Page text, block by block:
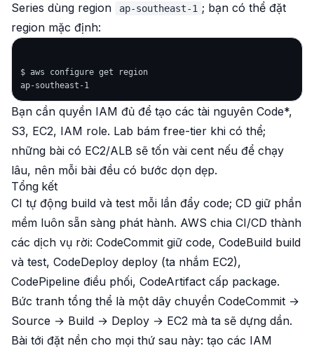
Series dùng region
ap-southeast-1 ; bạn có thể đặt
region mặc định:
$ aws configure get region
Bạn cần quyền IAM đủ để tạo các tài nguyên Code*,
S3, EC2, IAM role. Lab bám free-tier khi có thể;
những bài có EC2/ALB sẽ tốn vài cent nếu để chạy
lâu, nên mỗi bài đều có bước dọn dẹp.
Tổng kết
CI tự động build và test mỗi lần đẩy code; CD giữ phần
mềm luôn sẵn sàng phát hành. AWS chia CI/CD thành
các dịch vụ rời: CodeCommit giữ code, CodeBuild build
và test, CodeDeploy deploy (ta nhắm EC2),
CodePipeline điều phối, CodeArtifact cấp package.
Bức tranh tổng thể là một dây chuyền CodeCommit →
Source → Build → Deploy → EC2 mà ta sẽ dựng dần.
Bài tới đặt nền cho mọi thứ sau này: tạo các IAM